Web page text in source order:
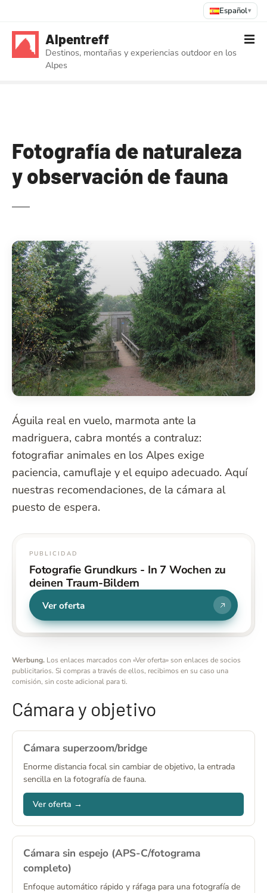
Español▾
Alpentreff
Destinos, montañas y experiencias outdoor en los
Alpes
Fotografía de naturaleza
y observación de fauna
Águila real en vuelo, marmota ante la
madriguera, cabra montés a contraluz:
fotografiar animales en los Alpes exige
paciencia, camuflaje y el equipo adecuado. Aquí
nuestras recomendaciones, de la cámara al
puesto de espera.
PUBLICIDAD
Fotografie Grundkurs - In 7 Wochen zu
deinen Traum-Bildern
Ver oferta
Werbung. Los enlaces marcados con «Ver oferta» son enlaces de socios
publicitarios. Si compras a través de ellos, recibimos en su caso una
comisión, sin coste adicional para ti.
Cámara y objetivo
Cámara superzoom/bridge
Enorme distancia focal sin cambiar de objetivo, la entrada
sencilla en la fotografía de fauna.
Ver oferta →
Cámara sin espejo (APS-C/fotograma
completo)
Enfoque automático rápido y ráfaga para una fotografía de